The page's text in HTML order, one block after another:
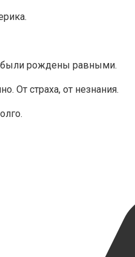
были рождены равными.
От страха, от незнания.